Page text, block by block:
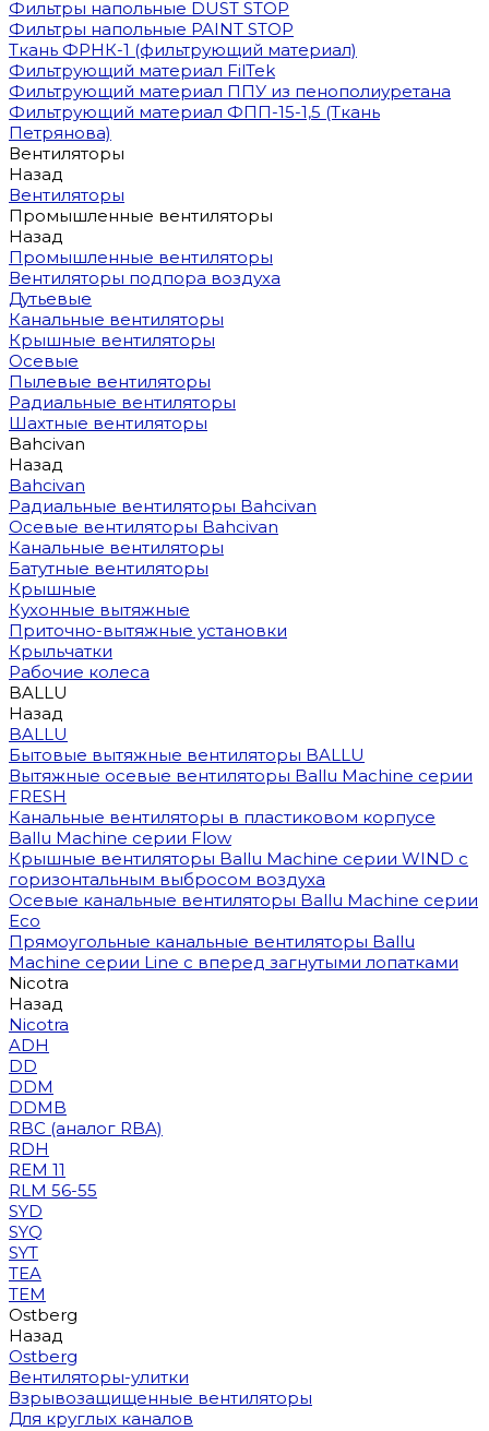
Фильтры напольные DUST STOP
Фильтры напольные PAINT STOP
Ткань ФРНК-1 (фильтрующий материал)
Фильтрующий материал FilTek
Фильтрующий материал ППУ из пенополиуретана
Фильтрующий материал ФПП-15-1,5 (Ткань
Петрянова)
Вентиляторы
Назад
Вентиляторы
Промышленные вентиляторы
Назад
Промышленные вентиляторы
Вентиляторы подпора воздуха
Дутьевые
Канальные вентиляторы
Крышные вентиляторы
Осевые
Пылевые вентиляторы
Радиальные вентиляторы
Шахтные вентиляторы
Bahcivan
Назад
Bahcivan
Радиальные вентиляторы Bahcivan
Осевые вентиляторы Bahcivan
Канальные вентиляторы
Батутные вентиляторы
Крышные
Кухонные вытяжные
Приточно-вытяжные установки
Крыльчатки
Рабочие колеса
BALLU
Назад
BALLU
Бытовые вытяжные вентиляторы BALLU
Вытяжные осевые вентиляторы Ballu Machine серии
FRESH
Канальные вентиляторы в пластиковом корпусе
Ballu Machine серии Flow
Крышные вентиляторы Ballu Machine серии WIND с
горизонтальным выбросом воздуха
Осевые канальные вентиляторы Ballu Machine серии
Eco
Прямоугольные канальные вентиляторы Ballu
Machine серии Line с вперед загнутыми лопатками
Nicotra
Назад
Nicotra
ADH
DD
DDM
DDMB
RBC (аналог RBA)
RDH
REM 11
RLM 56-55
SYD
SYQ
SYT
TEA
TEM
Ostberg
Назад
Ostberg
Вентиляторы-улитки
Взрывозащищенные вентиляторы
Для круглых каналов